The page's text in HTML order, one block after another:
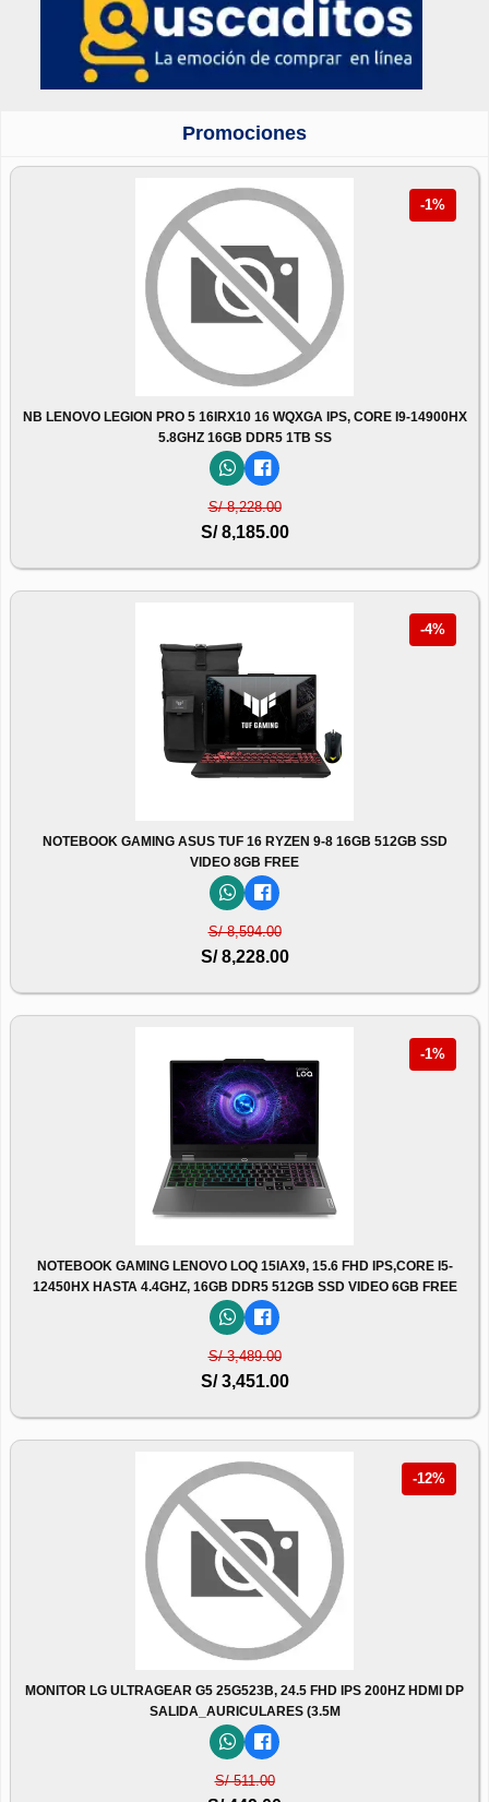
Promociones
-1%
NB LENOVO LEGION PRO 5 16IRX10 16 WQXGA IPS, CORE I9-14900HX
5.8GHZ 16GB DDR5 1TB SS
S/ 8,228.00
S/ 8,185.00
-4%
NOTEBOOK GAMING ASUS TUF 16 RYZEN 9-8 16GB 512GB SSD
VIDEO 8GB FREE
S/ 8,594.00
S/ 8,228.00
-1%
NOTEBOOK GAMING LENOVO LOQ 15IAX9, 15.6 FHD IPS,CORE I5-
12450HX HASTA 4.4GHZ, 16GB DDR5 512GB SSD VIDEO 6GB FREE
S/ 3,489.00
S/ 3,451.00
-12%
MONITOR LG ULTRAGEAR G5 25G523B, 24.5 FHD IPS 200HZ HDMI DP
SALIDA_AURICULARES (3.5M
S/ 511.00